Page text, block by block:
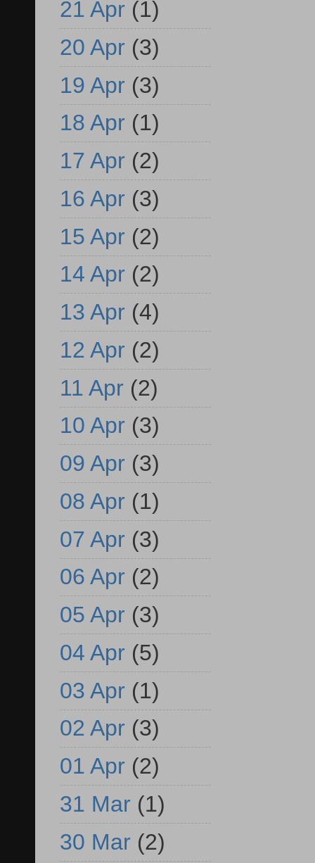
21 Apr (1)
20 Apr (3)
19 Apr (3)
18 Apr (1)
17 Apr (2)
16 Apr (3)
15 Apr (2)
14 Apr (2)
13 Apr (4)
12 Apr (2)
11 Apr (2)
10 Apr (3)
09 Apr (3)
08 Apr (1)
07 Apr (3)
06 Apr (2)
05 Apr (3)
04 Apr (5)
03 Apr (1)
02 Apr (3)
01 Apr (2)
31 Mar (1)
30 Mar (2)